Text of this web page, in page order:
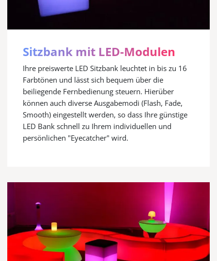
Sitzbank mit LED-Modulen
Ihre preiswerte LED Sitzbank leuchtet in bis zu 16
Farbtönen und lässt sich bequem über die
beiliegende Fernbedienung steuern. Hierüber
können auch diverse Ausgabemodi (Flash, Fade,
Smooth) eingestellt werden, so dass Ihre günstige
LED Bank schnell zu Ihrem individuellen und
persönlichen "Eyecatcher" wird.